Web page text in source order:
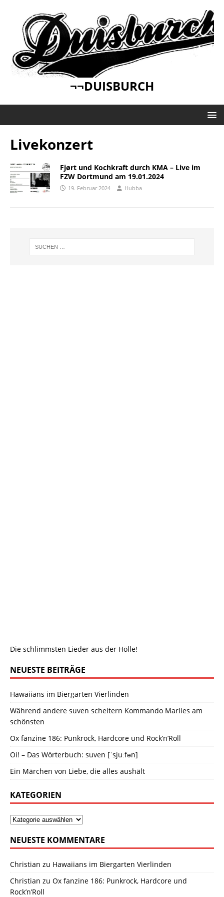
¬¬DUISBURCH
Livekonzert
Fjørt und Kochkraft durch KMA – Live im
FZW Dortmund am 19.01.2024
19. Februar 2024 Hubba
Die schlimmsten Lieder aus der Hölle!
NEUESTE BEITRÄGE
Hawaiians im Biergarten Vierlinden
Während andere suven scheitern Kommando Marlies am
schönsten
Ox fanzine 186: Punkrock, Hardcore und Rock’n’Roll
Oi! – Das Wörterbuch: suven [ˈsjuːfən]
Ein Märchen von Liebe, die alles aushält
KATEGORIEN
NEUESTE KOMMENTARE
Christian zu Hawaiians im Biergarten Vierlinden
Christian zu Ox fanzine 186: Punkrock, Hardcore und
Rock’n’Roll